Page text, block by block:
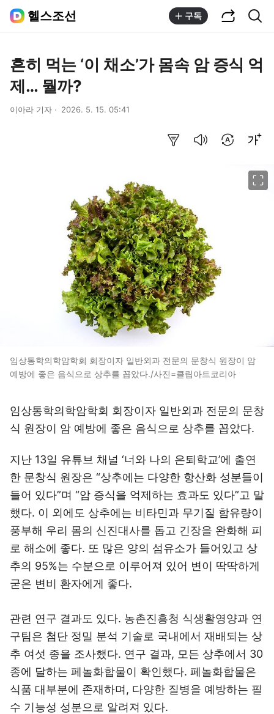
헬스조선 구독
흔히 먹는 ‘이 채소’가 몸속 암 증식 억
제… 뭘까?
이아라 기자 2026. 5. 15. 05:41
임상통학의학암학회 회장이자 일반외과 전문의 문창식 원장이 암
예방에 좋은 음식으로 상추를 꼽았다./사진=클립아트코리아
임상통학의학암학회 회장이자 일반외과 전문의 문창
식 원장이 암 예방에 좋은 음식으로 상추를 꼽았다.
지난 13일 유튜브 채널 ‘너와 나의 은퇴학교’에 출연
한 문창식 원장은 “상추에는 다양한 항산화 성분들이
들어 있다”며 “암 증식을 억제하는 효과도 있다”고 말
했다. 이 외에도 상추에는 비타민과 무기질 함유량이
풍부해 우리 몸의 신진대사를 돕고 긴장을 완화해 피
로 해소에 좋다. 또 많은 양의 섬유소가 들어있고 상
추의 95%는 수분으로 이루어져 있어 변이 딱딱하게
굳은 변비 환자에게 좋다.
관련 연구 결과도 있다. 농촌진흥청 식생활영양과 연
구팀은 첨단 정밀 분석 기술로 국내에서 재배되는 상
추 여섯 종을 조사했다. 연구 결과, 모든 상추에서 30
종에 달하는 페놀화합물이 확인했다. 페놀화합물은
식품 대부분에 존재하며, 다양한 질병을 예방하는 필
수 기능성 성분으로 알려져 있다.